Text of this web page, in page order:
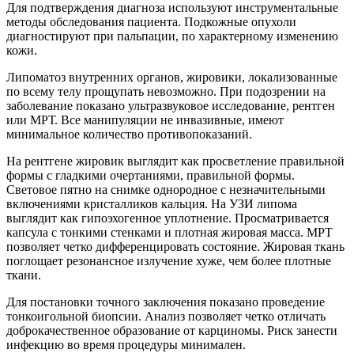
Для подтверждения диагноза используют инструментальные
методы обследования пациента. Подкожные опухоли
диагностируют при пальпации, по характерному изменению
кожи.
Липоматоз внутренних органов, жировики, локализованные
по всему телу прощупать невозможно. При подозрении на
заболевание показано ультразвуковое исследование, рентген
или МРТ. Все манипуляции не инвазивные, имеют
минимальное количество противопоказаний.
На рентгене жировик выглядит как просветление правильной
формы с гладкими очертаниями, правильной формы.
Световое пятно на снимке однородное с незначительными
включениями кристалликов кальция. На УЗИ липома
выглядит как гипоэхогенное уплотнение. Просматривается
капсула с тонкими стенками и плотная жировая масса. МРТ
позволяет четко дифференцировать состояние. Жировая ткань
поглощает резонансное излучение хуже, чем более плотные
ткани.
Для постановки точного заключения показано проведение
тонкоигольной биопсии. Анализ позволяет четко отличать
доброкачественное образование от карциномы. Риск занести
инфекцию во время процедуры минимален.